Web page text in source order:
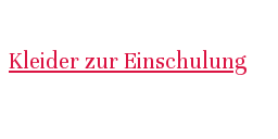
Kleider zur Einschulung